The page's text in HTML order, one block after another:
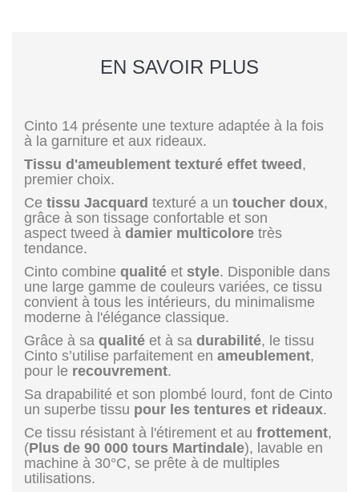
EN SAVOIR PLUS
Cinto 14 présente une texture adaptée à la fois
à la garniture et aux rideaux.
Tissu d'ameublement texturé effet tweed,
premier choix.
Ce tissu Jacquard texturé a un toucher doux,
grâce à son tissage confortable et son
aspect tweed à damier multicolore très
tendance.
Cinto combine qualité et style. Disponible dans
une large gamme de couleurs variées, ce tissu
convient à tous les intérieurs, du minimalisme
moderne à l'élégance classique.
Grâce à sa qualité et à sa durabilité, le tissu
Cinto s’utilise parfaitement en ameublement,
pour le recouvrement.
Sa drapabilité et son plombé lourd, font de Cinto
un superbe tissu pour les tentures et rideaux.
Ce tissu résistant à l'étirement et au frottement,
(Plus de 90 000 tours Martindale), lavable en
machine à 30°C, se prête à de multiples
utilisations.